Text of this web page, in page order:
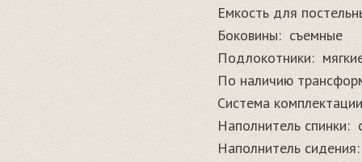
Емкость для
Боковины: съемные
Подлокотники:
По наличию
Система
Наполнитель спинки:
Наполнитель сидения: